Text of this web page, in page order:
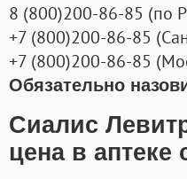
8 (800)200-86-85 (по
+7 (800)200-86-85 (
+7 (800)200-86-85 (
Обязательно
Сиалис
цена в аптеке